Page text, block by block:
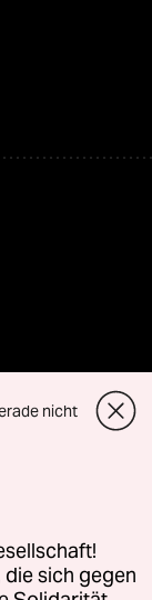
Genehmigungen
nicht
sich gegen